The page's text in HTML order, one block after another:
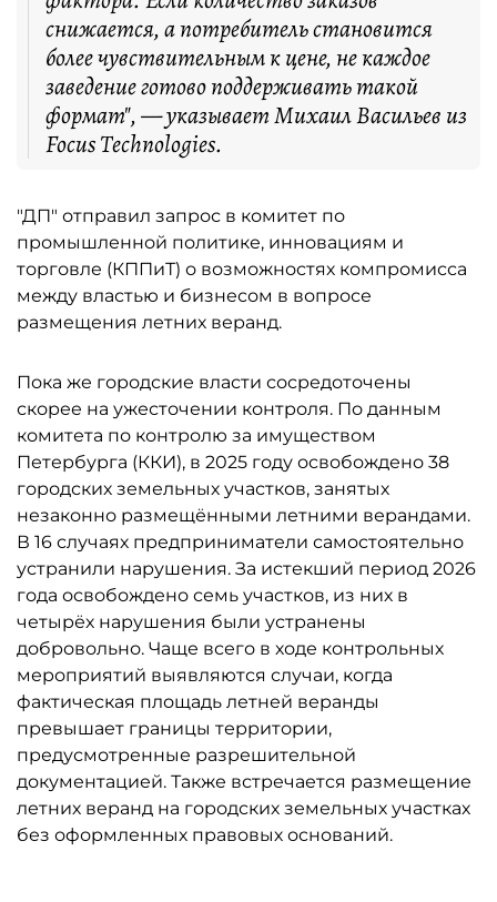
снижается, а потребитель становится
более чувствительным к цене, не каждое
заведение готово поддерживать такой
формат", — указывает Михаил Васильев из
Focus Technologies.
"ДП" отправил запрос в комитет по
промышленной политике, инновациям и
торговле (КППиТ) о возможностях компромисса
между властью и бизнесом в вопросе
размещения летних веранд.
Пока же городские власти сосредоточены
скорее на ужесточении контроля. По данным
комитета по контролю за имуществом
Петербурга (ККИ), в 2025 году освобождено 38
городских земельных участков, занятых
незаконно размещёнными летними верандами.
В 16 случаях предприниматели самостоятельно
устранили нарушения. За истекший период 2026
года освобождено семь участков, из них в
четырёх нарушения были устранены
добровольно. Чаще всего в ходе контрольных
мероприятий выявляются случаи, когда
фактическая площадь летней веранды
превышает границы территории,
предусмотренные разрешительной
документацией. Также встречается размещение
летних веранд на городских земельных участках
без оформленных правовых оснований.